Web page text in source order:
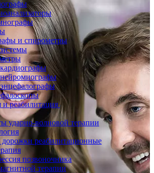
и спирометры
и реабилитация
ударно-волновой терапии
дорожки реабилитационные
позвоночника
терапии